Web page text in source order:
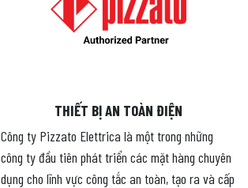
THIẾT BỊ AN TOÀN ĐIỆN
Công ty Pizzato Elettrica là một trong những
công ty đầu tiên phát triển các mặt hàng chuyên
dụng cho lĩnh vực công tắc an toàn, tạo ra và cấp